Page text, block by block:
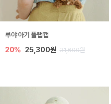
루야 아기 플랩캡
20% 25,300원 31,600원